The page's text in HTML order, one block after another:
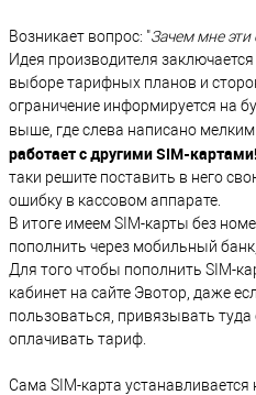
Возникает вопрос: "Зачем мне эти
Идея производителя
выборе тарифных планов и
ограничение информируется на
выше, где слева написано
работает с другими SIM-картами!
таки решите поставить в него
ошибку в кассовом аппарате.
В итоге имеем SIM-карты без
пополнить через мобильный
Для того чтобы пополнить SIM-
кабинет на сайте Эвотор, даже
пользоваться, привязывать
оплачивать тариф.
Сама SIM-карта